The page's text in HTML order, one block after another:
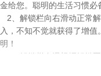
金给您。聪明的生活习惯必
2、解锁栏向右滑动正常
入，不知不觉就获得了增
明！
3、解锁栏左滑根据解锁
应的网站，下载您喜欢的